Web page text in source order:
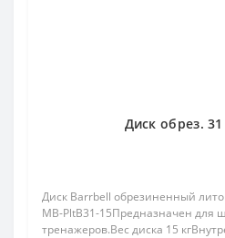
Диск обрез.
Диск Barrbell обрезиненный
MB-PltB31-15Предназначен для
тренажеров.Вес диска 15